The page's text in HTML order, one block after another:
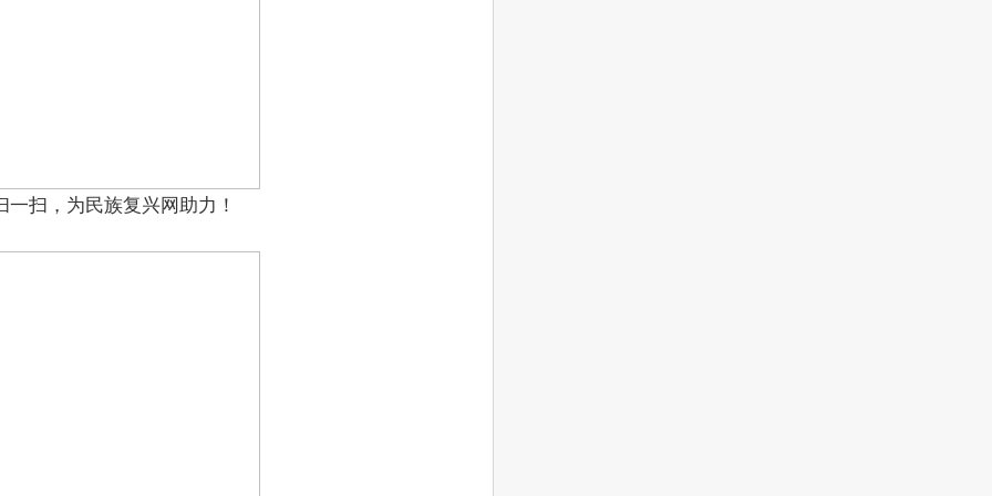
一扫，为民族复兴网助力！